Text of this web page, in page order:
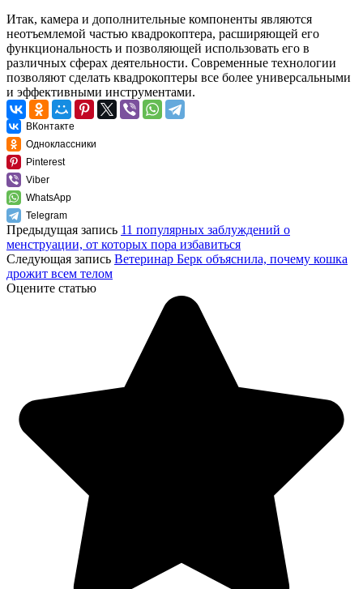
Итак, камера и дополнительные компоненты являются
неотъемлемой частью квадрокоптера, расширяющей его
функциональность и позволяющей использовать его в
различных сферах деятельности. Современные технологии
позволяют сделать квадрокоптеры все более универсальными
и эффективными инструментами.
ВКонтакте
Одноклассники
Pinterest
Viber
WhatsApp
Telegram
Предыдущая запись 11 популярных заблуждений о
менструации, от которых пора избавиться
Следующая запись Ветеринар Берк объяснила, почему кошка
дрожит всем телом
Оцените статью